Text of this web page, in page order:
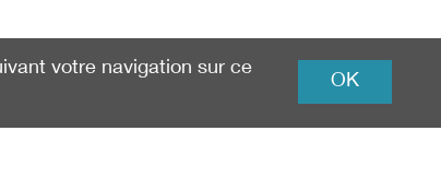
OK
votre navigation sur ce